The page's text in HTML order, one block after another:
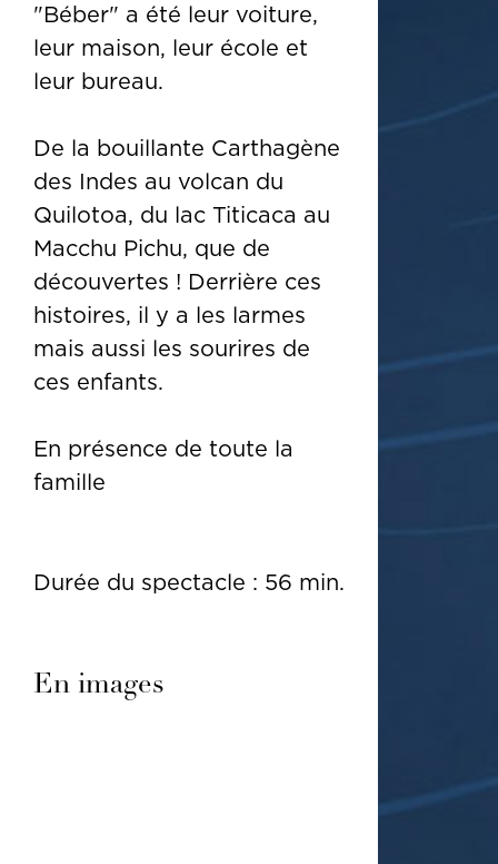
"Béber" a été leur voiture,
leur maison, leur école et
leur bureau.
De la bouillante Carthagène
des Indes au volcan du
Quilotoa, du lac Titicaca au
Macchu Pichu, que de
découvertes ! Derrière ces
histoires, il y a les larmes
mais aussi les sourires de
ces enfants.
En présence de toute la
famille
Durée du spectacle : 56 min.
En images